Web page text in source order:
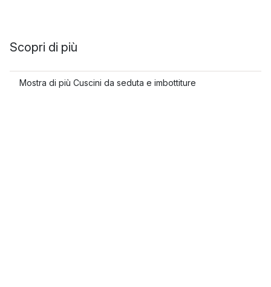
Scopri di più
Mostra di più Cuscini da seduta e imbottiture